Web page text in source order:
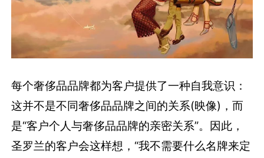
每个奢侈品品牌都为客户提供了一种自我意识：
这并不是不同奢侈品品牌之间的关系(映像)，而
是“客户个人与奢侈品品牌的亲密关系”。因此，
圣罗兰的客户会这样想，“我不需要什么名牌来定